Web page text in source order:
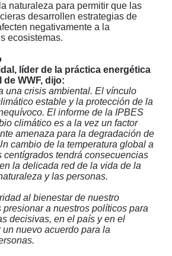
naturaleza para permitir que las
desarrollen estrategias de
negativamente a la
ecosistemas.
líder de la práctica energética
WWF, dijo:
una crisis ambiental. El vínculo
estable y la protección de la
El informe de la IPBES
climático es a la vez un factor
amenaza para la degradación de
cambio de la temperatura global a
centígrados tendrá consecuencias
la delicada red de la vida de la
y las personas.
al bienestar de nuestro
a nuestros políticos para
decisivas, en el país y en el
nuevo acuerdo para la